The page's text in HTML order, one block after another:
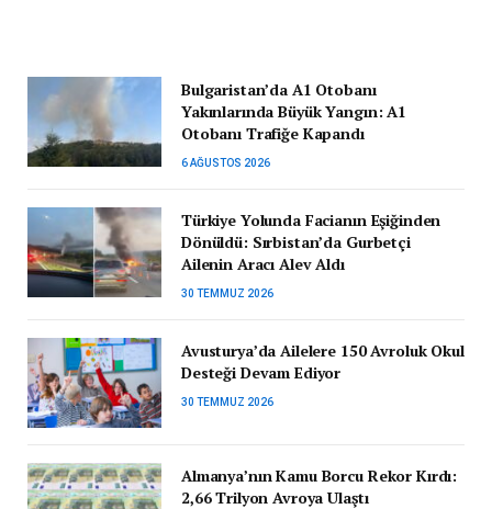
Bulgaristan’da A1 Otobanı
Yakınlarında Büyük Yangın: A1
Otobanı Trafiğe Kapandı
6 AĞUSTOS 2026
Türkiye Yolunda Facianın Eşiğinden
Dönüldü: Sırbistan’da Gurbetçi
Ailenin Aracı Alev Aldı
30 TEMMUZ 2026
Avusturya’da Ailelere 150 Avroluk Okul
Desteği Devam Ediyor
30 TEMMUZ 2026
Almanya’nın Kamu Borcu Rekor Kırdı:
2,66 Trilyon Avroya Ulaştı